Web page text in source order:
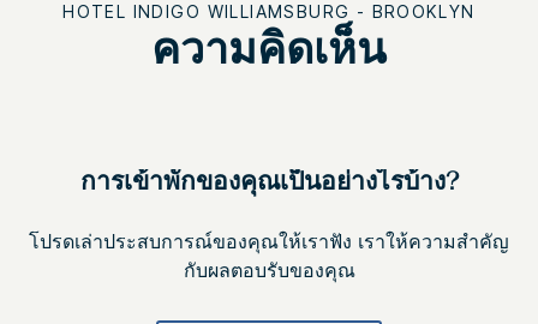
HOTEL INDIGO WILLIAMSBURG - BROOKLYN
ความคิดเห็น
การเข้าพักของคุณเป็นอย่างไรบ้าง?
โปรดเล่าประสบการณ์ของคุณให้เราฟัง เราให้ความสำคัญ
กับผลตอบรับของคุณ